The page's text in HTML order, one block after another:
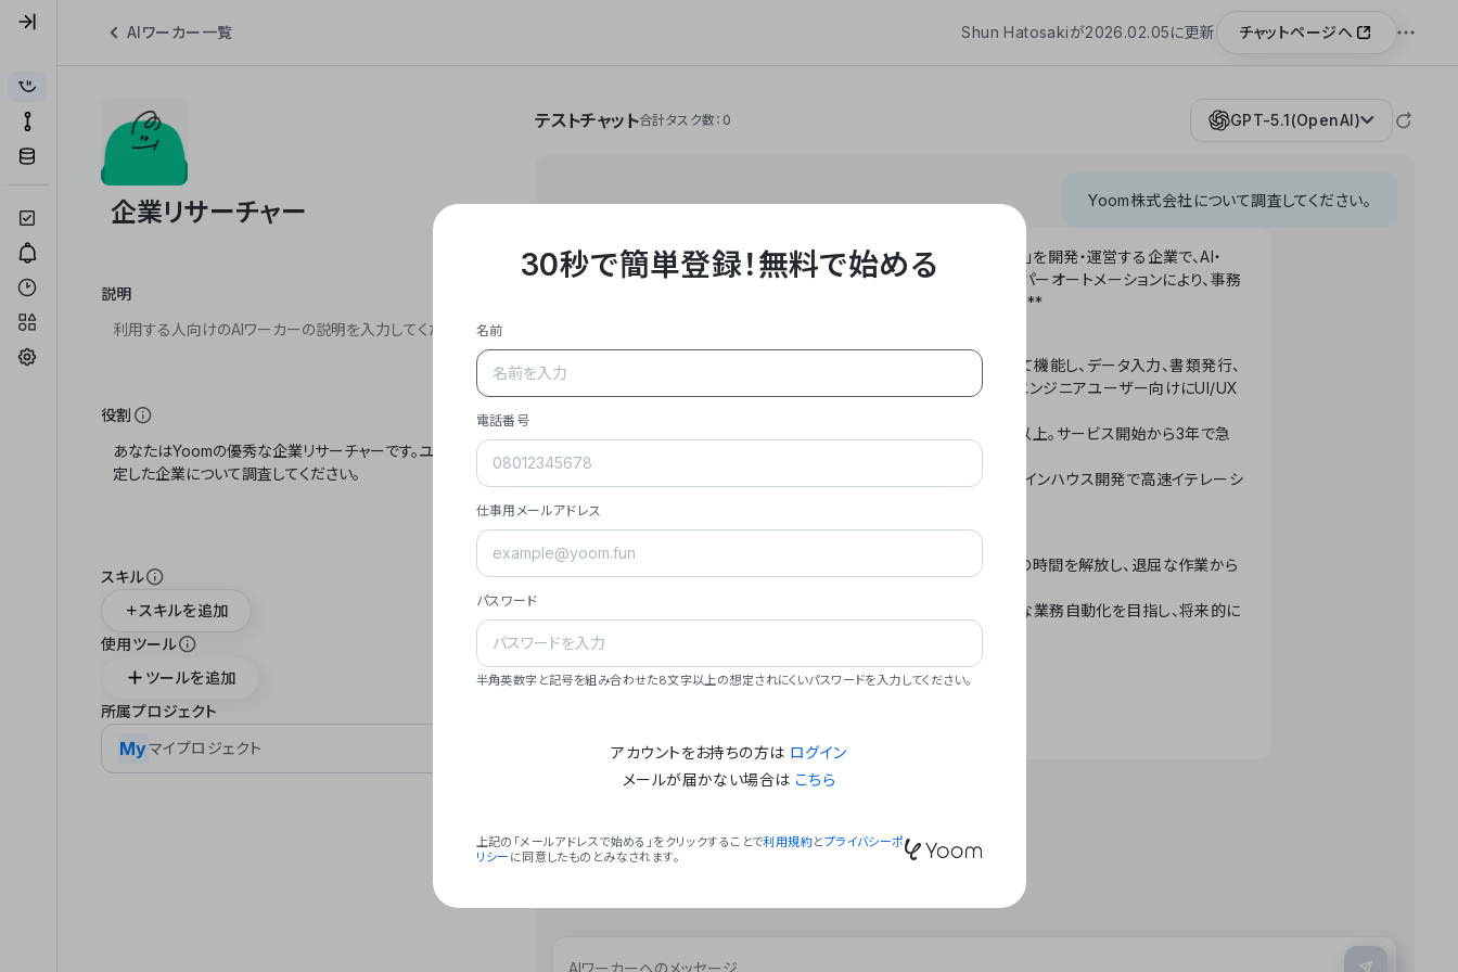
AIワーカー一覧 Shun Hatosakiが2026.02.05に更新 チャットページへ
説明
役割
スキル
スキルを追加
使用ツール
ツールを追加
所属プロジェクト
Myマイプロジェクト
テストチャット合計タスク数：0 GPT-5.1(OpenAI)
Yoom株式会社について調査してください。
**Yoom株式会社は、ビジネスオートメーションSaaS「Yoom」を開発・運営する企業で、AI・
API・RPA・OCRなどの技術をノーコードで組み合わせたハイパーオートメーションにより、事務
作業やデスクワークを自動化するサービスを提供しています。**
- **主力プロダクト「Yoom」**: SaaS連携データベースとして機能し、データ入力、書類発行、
メール対応、請求書処理、日報作成などの業務を自動化。非エンジニアユーザー向けにUI/UX
- **実績**: 国内利用社数20,000社超、直近成長率300%以上。サービス開始から3年で急
- **強み**: すべての自動化技術を1プラットフォームで完結。インハウス開発で高速イテレーシ
- **ミッション**: 「We Make Time」 – テクノロジーで人々の時間を解放し、退屈な作業から
- **ビジョン**: 「Global Business Automation」 – 世界的な業務自動化を目指し、将来的に
### 会社概要
30秒で簡単登録！無料で始める
名前
電話番号
仕事用メールアドレス
パスワード
半角英数字と記号を組み合わせた8文字以上の想定されにくいパスワードを入力してください。
アカウントをお持ちの方は ログイン
メールが届かない場合は こちら
上記の「メールアドレスで始める」をクリックすることで利用規約とプライバシーポ
リシー に同意したものとみなされます。